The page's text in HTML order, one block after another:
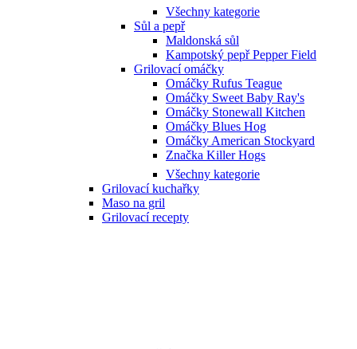
Všechny kategorie
Sůl a pepř
Maldonská sůl
Kampotský pepř Pepper Field
Grilovací omáčky
Omáčky Rufus Teague
Omáčky Sweet Baby Ray's
Omáčky Stonewall Kitchen
Omáčky Blues Hog
Omáčky American Stockyard
Značka Killer Hogs
Všechny kategorie
Grilovací kuchařky
Maso na gril
Grilovací recepty